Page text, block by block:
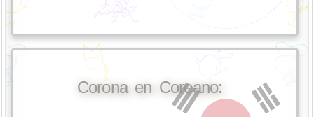
Corona en Coreano: